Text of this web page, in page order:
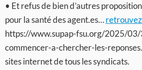
• Et refus de bien d’autres
pour la santé des agent.es…
https://www.supap-fsu.org/2025/
commencer-a-chercher-les-
sites internet de tous les syndicats.